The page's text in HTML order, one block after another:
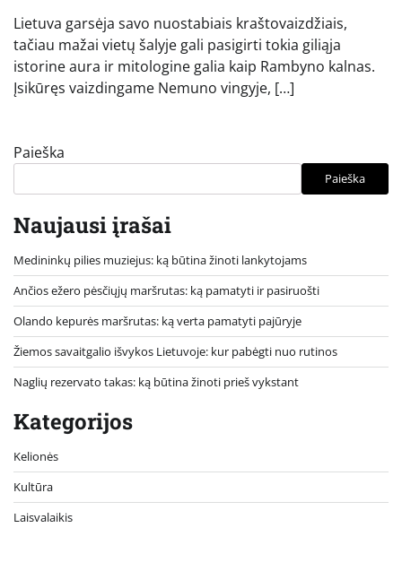
Lietuva garsėja savo nuostabiais kraštovaizdžiais,
tačiau mažai vietų šalyje gali pasigirti tokia giliąja
istorine aura ir mitologine galia kaip Rambyno kalnas.
Įsikūręs vaizdingame Nemuno vingyje, […]
Paieška
Paieška
Naujausi įrašai
Medininkų pilies muziejus: ką būtina žinoti lankytojams
Ančios ežero pėsčiųjų maršrutas: ką pamatyti ir pasiruošti
Olando kepurės maršrutas: ką verta pamatyti pajūryje
Žiemos savaitgalio išvykos Lietuvoje: kur pabėgti nuo rutinos
Naglių rezervato takas: ką būtina žinoti prieš vykstant
Kategorijos
Kelionės
Kultūra
Laisvalaikis